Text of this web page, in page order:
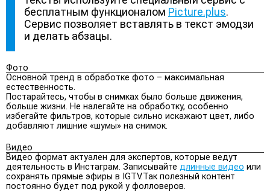
бесплатным функционалом Picture.plus.
Сервис позволяет вставлять в текст эмодзи
и делать абзацы.
Фото
Основной тренд в обработке фото – максимальная
естественность.
Постарайтесь, чтобы в снимках было больше движения,
больше жизни. Не налегайте на обработку, особенно
избегайте фильтров, которые сильно искажают цвет, либо
добавляют лишние «шумы» на снимок.
Видео
Видео формат актуален для экспертов, которые ведут
деятельность в Инстаграм. Записывайте длинные видео или
сохранять прямые эфиры в IGTV.Так полезный контент
постоянно будет под рукой у фолловеров.